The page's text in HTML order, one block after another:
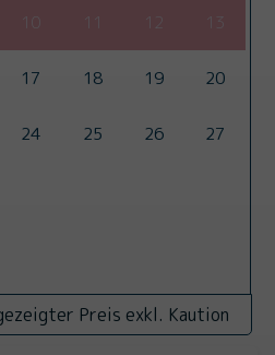
12 13
17 18 19 20
24 25 26 27
Preis exkl. Kaution